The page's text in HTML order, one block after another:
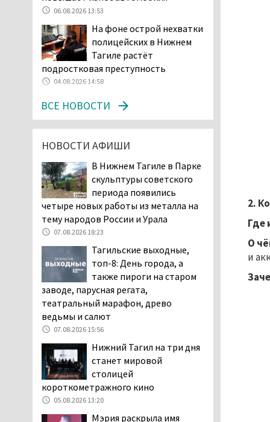
2.
Где
О
и
разрешило производство
и продажу бензина класса
«Евро-2», в котором содержание
серы в 10 раз выше, чем в топливе
«Евро-5». Это опасно для здоровья и
повышает износ автомобиля
В Детской городской
больнице № 3 Нижнего
обвинения родителей, которые
заявили, что их дочь в палате
покусала бельевая вошь
06.08.2026 13:02
В Нижнем Тагиле на три
дня запретят
электросамокаты
06.08.2026 11:41
«Я уверен, это бельевая
вошь». Родители 10-
летней девочки
пожаловались на кровососущих
паразитов, которые искусали их
ребёнка в детской больнице
Нижнего Тагила
05.08.2026 17:59
Директора уральского
предприятия по
производству дронов
«Упырь» подорвали в автомобиле
06.08.2026 13:53
На фоне острой нехватки
полицейских в Нижнем
Тагиле растёт
подростковая преступность
04.08.2026 14:58
ВСЕ НОВОСТИ
НОВОСТИ АФИШИ
В Нижнем Тагиле в Парке
скульптуры советского
периода появились
четыре новых работы из металла на
тему народов России и Урала
07.08.2026 18:23
Тагильские выходные,
топ-8: День города, а
также пироги на старом
заводе, парусная регата,
театральный марафон, древо
ведьмы и салют
07.08.2026 15:56
Нижний Тагил на три дня
станет мировой
столицей
короткометражного кино
05.08.2026 13:20
Мэрия раскрыла имя